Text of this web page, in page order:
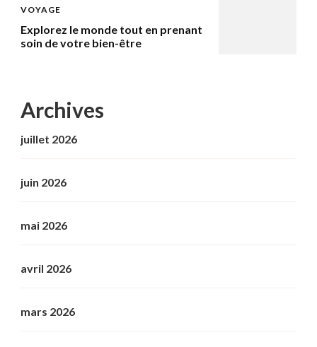
VOYAGE
Explorez le monde tout en prenant
soin de votre bien-être
Archives
juillet 2026
juin 2026
mai 2026
avril 2026
mars 2026